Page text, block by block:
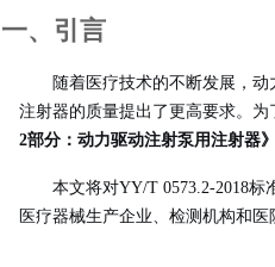
一、引言
随着医疗技术的不断发展，
注射器的质量提出了更高要求。
2部分：动力驱动注射泵用注射器》
本文将对YY/T 0573.2-2018
医疗器械生产企业、检测机构和